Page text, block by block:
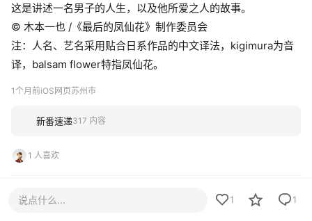
这是讲述一名男子的人生，以及他所爱之人的故事。
© 木本一也 /《最后的凤仙花》制作委员会
注：人名、艺名采用贴合日系作品的中文译法，kigimura为音
译，balsam flower特指凤仙花。
1个月前iOS网页苏州市
新番速递317 内容
1 人喜欢
评论1 热门 只看作者
说点什么... 1 1